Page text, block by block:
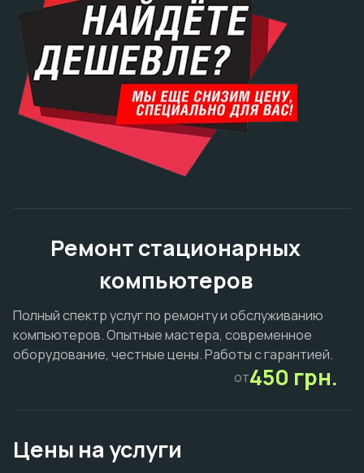
Ремонт стационарных
компьютеров
Полный спектр услуг по ремонту и обслуживанию
компьютеров. Опытные мастера, современное
оборудование, честные цены. Работы с гарантией.
от450 грн.
Цены на услуги